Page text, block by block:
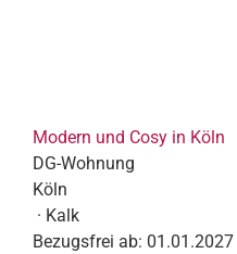
Modern und Cosy in Köln
DG-Wohnung
Köln
· Kalk
Bezugsfrei ab: 01.01.2027